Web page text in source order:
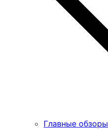
Главные обзоры